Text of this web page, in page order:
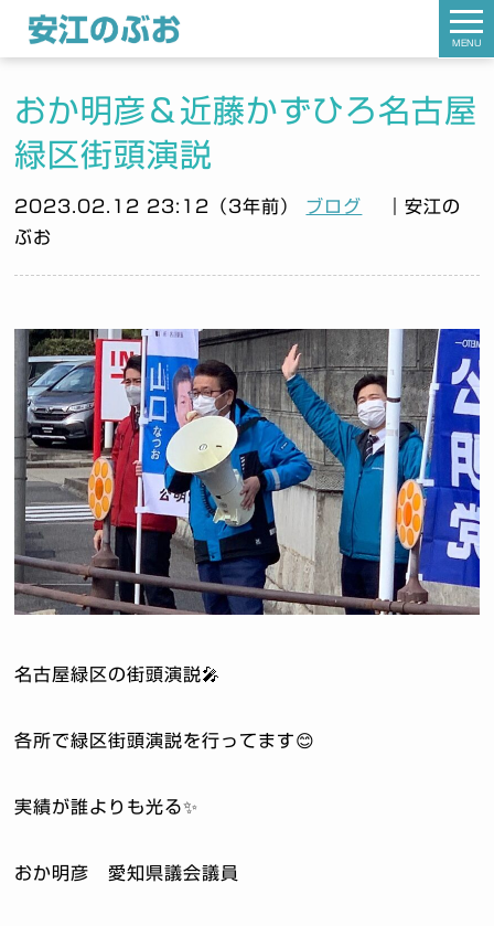
おか明彦＆近藤かずひろ名古屋
緑区街頭演説
2023.02.12 23:12（3年前） ブログ
｜安江の
ぶお
名古屋緑区の街頭演説🎤
各所で緑区街頭演説を行ってます😊
実績が誰よりも光る✨
おか明彦 愛知県議会議員
MENU